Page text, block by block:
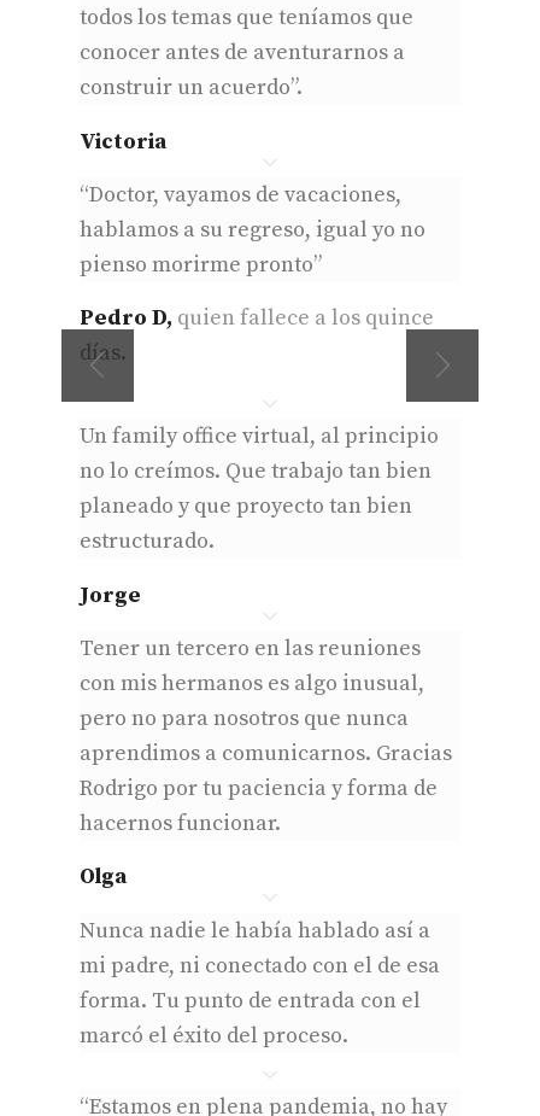
todos los temas que teníamos que
conocer antes de aventurarnos a
construir un acuerdo”.
Victoria
“Doctor, vayamos de vacaciones,
hablamos a su regreso, igual yo no
pienso morirme pronto”
Pedro D, quien fallece a los quince
días.
Un family office virtual, al principio
no lo creímos. Que trabajo tan bien
planeado y que proyecto tan bien
estructurado.
Jorge
Tener un tercero en las reuniones
con mis hermanos es algo inusual,
pero no para nosotros que nunca
aprendimos a comunicarnos. Gracias
Rodrigo por tu paciencia y forma de
hacernos funcionar.
Olga
Nunca nadie le había hablado así a
mi padre, ni conectado con el de esa
forma. Tu punto de entrada con el
marcó el éxito del proceso.
“Estamos en plena pandemia, no hay